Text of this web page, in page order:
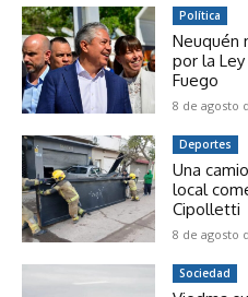
Política
Neuquén
por la
Fuego
8 de agosto
Deportes
Una
local
Cipolletti
8 de agosto
Sociedad